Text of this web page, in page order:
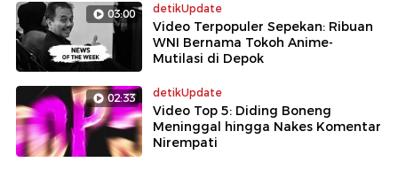
03:00 detikUpdate
Video Terpopuler Sepekan: Ribuan
WNI Bernama Tokoh Anime-
Mutilasi di Depok
02:33 detikUpdate
Video Top 5: Diding Boneng
Meninggal hingga Nakes Komentar
Nirempati